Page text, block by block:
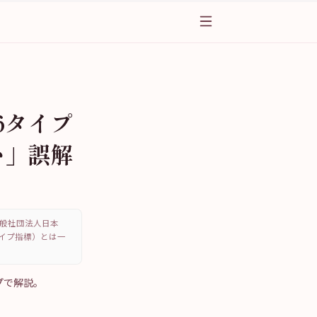
イプ
誤解
社団法人日本
プ指標）とは一
解説。